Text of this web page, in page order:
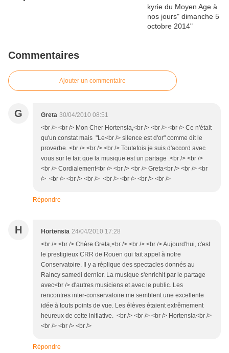
Commentaires
Ajouter un commentaire
G Greta 30/04/2010 08:51
<br /> <br /> Mon Cher Hortensia,<br /> <br /> <br /> Ce n'était
qu'un constat mais "Le<br /> silence est d'or" comme dit le
proverbe. <br /> <br /> <br /> Toutefois je suis d'accord avec
vous sur le fait que la musique est un partage .<br /> <br />
<br /> Cordialement<br /> <br /> <br /> Greta<br /> <br /> <br
/> <br /> <br /> <br /> <br /> <br /> <br /> <br />
Répondre
H Hortensia 24/04/2010 17:28
<br /> <br /> Chère Greta,<br /> <br /> <br /> Aujourd'hui, c'est
le prestigieux CRR de Rouen qui fait appel à notre
Conservatoire. Il y a réplique des spectacles donnés au
Raincy samedi dernier. La musique s'enrichit par le partage
avec<br /> d'autres musiciens et avec le public. Les
rencontres inter-conservatoire me semblent une excellente
idée à touts points de vue. Les élèves étaient extrêmement
heureux de cette initiative. <br /> <br /> <br /> Hortensia<br />
<br /> <br /> <br />
Répondre